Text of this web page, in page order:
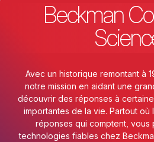
Beckman
Avec un historique remontant à
notre mission en aidant une
découvrir des réponses à
importantes de la vie. Partout
réponses qui comptent,
technologies fiables chez